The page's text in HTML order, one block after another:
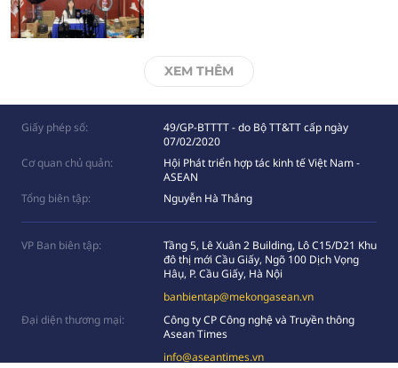
XEM THÊM
Giấy phép số:
49/GP-BTTTT - do Bộ TT&TT cấp ngày
07/02/2020
Cơ quan chủ quản:
Hội Phát triển hợp tác kinh tế Việt Nam -
ASEAN
Tổng biên tập:
Nguyễn Hà Thắng
VP Ban biên tập:
Tầng 5, Lê Xuân 2 Building, Lô C15/D21 Khu
đô thị mới Cầu Giấy, Ngõ 100 Dịch Vọng
Hâụ, P. Cầu Giấy, Hà Nội
banbientap@mekongasean.vn
Đại diện thương mại:
Công ty CP Công nghệ và Truyền thông
Asean Times
info@aseantimes.vn